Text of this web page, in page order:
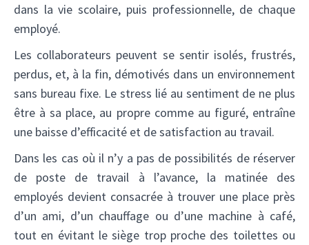
dans la vie scolaire, puis professionnelle, de chaque
employé.
Les collaborateurs peuvent se sentir isolés, frustrés,
perdus, et, à la fin, démotivés dans un environnement
sans bureau fixe. Le stress lié au sentiment de ne plus
être à sa place, au propre comme au figuré, entraîne
une baisse d’efficacité et de satisfaction au travail.
Dans les cas où il n’y a pas de possibilités de réserver
de poste de travail à l’avance, la matinée des
employés devient consacrée à trouver une place près
d’un ami, d’un chauffage ou d’une machine à café,
tout en évitant le siège trop proche des toilettes ou